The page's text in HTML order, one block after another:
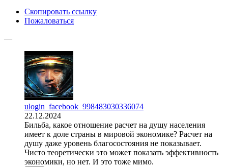
Скопировать ссылку
Пожаловаться
—
ulogin_facebook_998483030336074
22.12.2024
Бильба, какое отношение расчет на душу населения
имеет к доле страны в мировой экономике? Расчет на
душу даже уровень благосостояния не показывает.
Чисто теоретически это может показать эффективность
экономики, но нет. И это тоже мимо.